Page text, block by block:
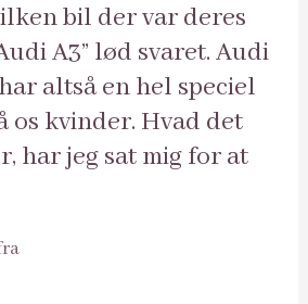
bil der var deres
A3” lød svaret. Audi
altså en hel speciel
kvinder. Hvad det
har jeg sat mig for at